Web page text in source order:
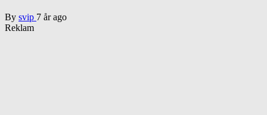
By svip 7 år ago
Reklam